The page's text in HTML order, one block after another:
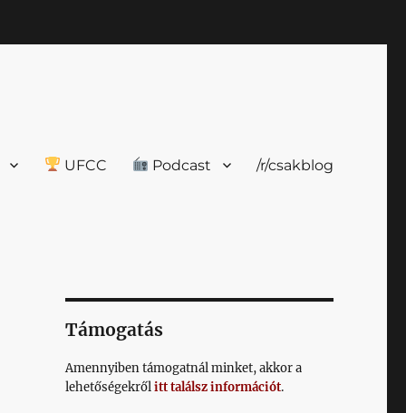
UFCC Podcast /r/csakblog
Támogatás
Amennyiben támogatnál minket, akkor a
lehetőségekrőlitt találsz információt.